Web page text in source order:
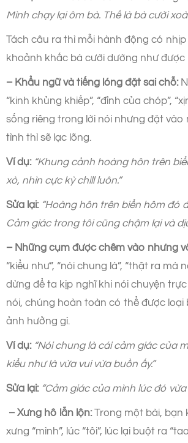
Mình chạy lại ôm bà. Thế là bà cười
Tách câu ra thì mỗi hành động có
khoảnh khắc bà cười dường như được
– Khẩu ngữ và tiếng lóng đặt sai chỗ:
“kinh khủng khiếp”, “đỉnh của chóp”,
sống riêng trong lời nói nhưng đặt
tình thì sẽ lạc lõng.
Ví dụ: “Khung cảnh hoàng hôn trên
xò, nhìn cực kỳ chill luôn.”
Sửa lại: “Hoàng hôn trên biển hôm đó
Cảm giác trong tôi cũng chậm lại và
– Những cụm được chêm vào nhưng
“kiểu như”, “nói chung là”, “thật ra mà
dừng để ta kịp nghĩ khi nói chuyện
nói, chúng hoàn toàn có thể được loại
ảnh hưởng gì.
Ví dụ: “Nói chung là cái cảm giác của
kiểu như là vừa vui vừa buồn ấy.”
Sửa lại: “Cảm giác của mình lúc đó vừa
– Xưng hô lẫn lộn:Trong một bài, bạn
xưng “mình”, lúc “tôi”, lúc lại buột ra